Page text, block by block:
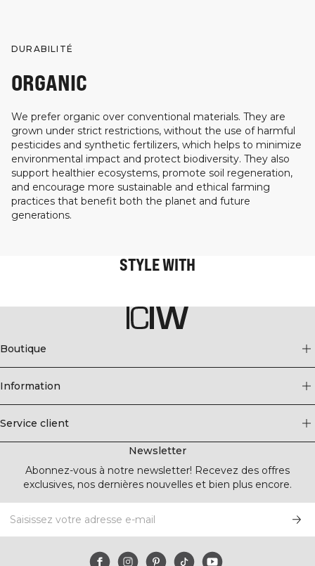
DURABILITÉ
ORGANIC
We prefer organic over conventional materials. They are
grown under strict restrictions, without the use of harmful
pesticides and synthetic fertilizers, which helps to minimize
environmental impact and protect biodiversity. They also
support healthier ecosystems, promote soil regeneration,
and encourage more sustainable and ethical farming
practices that benefit both the planet and future
generations.
STYLE WITH
Boutique
Information
Service client
Newsletter
Abonnez-vous à notre newsletter! Recevez des offres
exclusives, nos dernières nouvelles et bien plus encore.